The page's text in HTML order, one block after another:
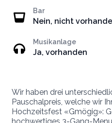
Bar
Nein, nicht
Musikanlage
Ja, vorhanden
Wir haben drei
Pauschalpreis, welche wir
Hochzeitsfest «Gmögig»: